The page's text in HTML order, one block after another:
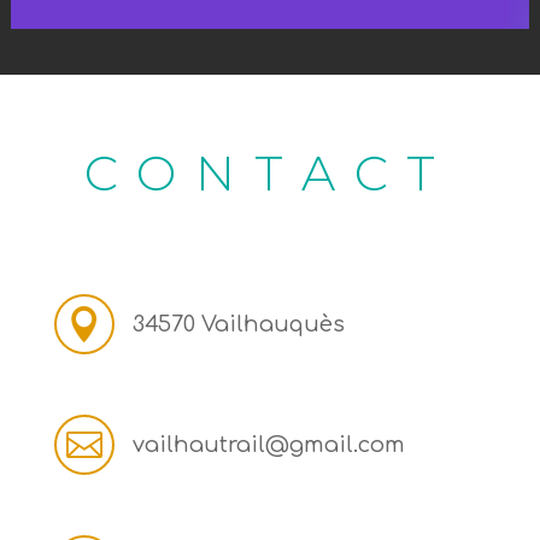
CONTACT
 34570 Vailhauquès
 vailhautrail@gmail.com